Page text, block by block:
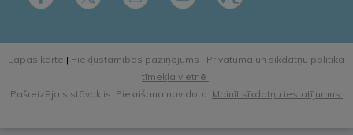
Lapas karte | Piekļūstamības paziņojums | Privātuma un sīkdatņu politika
tīmekļa vietnē |
Pašreizējais stāvoklis: Piekrišana nav dota. Mainīt sīkdatņu iestatījumus.